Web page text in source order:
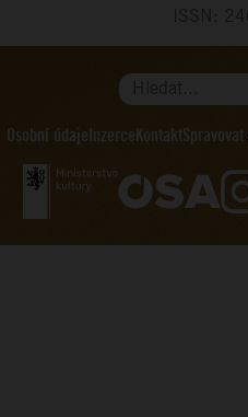
Hledat...
Osobní údajeInzerceKontakt